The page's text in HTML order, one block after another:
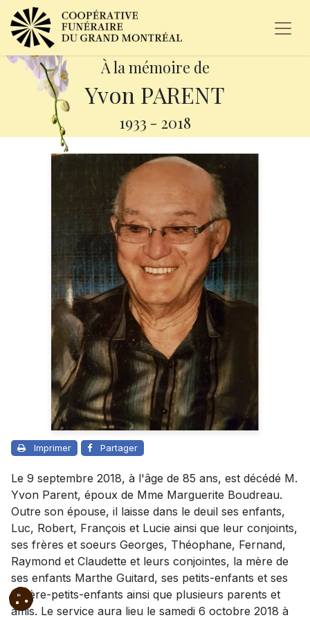
À la mémoire de
Yvon PARENT
1933 - 2018
Imprimer Partager
Le 9 septembre 2018, à l'âge de 85 ans, est décédé M.
Yvon Parent, époux de Mme Marguerite Boudreau.
Outre son épouse, il laisse dans le deuil ses enfants,
Luc, Robert, François et Lucie ainsi que leur conjoints,
ses frères et soeurs Georges, Théophane, Fernand,
Raymond et Claudette et leurs conjointes, la mère de
ses enfants Marthe Guitard, ses petits-enfants et ses
arrière-petits-enfants ainsi que plusieurs parents et
amis. Le service aura lieu le samedi 6 octobre 2018 à